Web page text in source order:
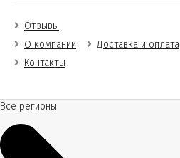
Отзывы
О компании
Доставка и оплата
Контакты
Все регионы